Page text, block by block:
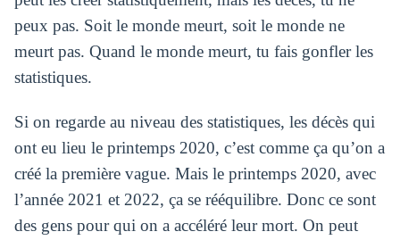
peux pas. Soit le monde meurt, soit le monde ne
meurt pas. Quand le monde meurt, tu fais gonfler les
statistiques.
Si on regarde au niveau des statistiques, les décès qui
ont eu lieu le printemps 2020, c’est comme ça qu’on a
créé la première vague. Mais le printemps 2020, avec
l’année 2021 et 2022, ça se rééquilibre. Donc ce sont
des gens pour qui on a accéléré leur mort. On peut